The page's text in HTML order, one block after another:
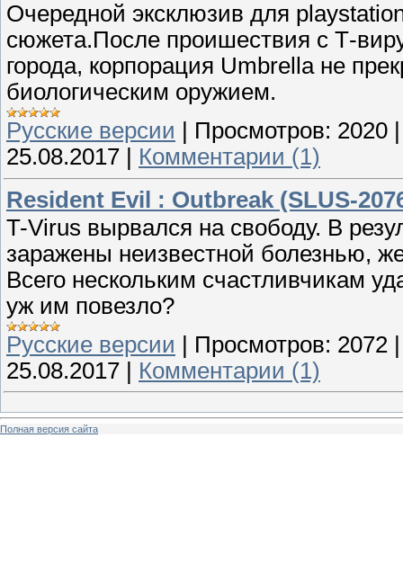
Очередной эксклюзив для
сюжета.После проишествия с Т-
города, корпорация Umbrella не
биологическим оружием.
Русские версии
Просмотров: 2020
25.08.2017
Комментарии (1)
Resident Evil : Outbreak (SLUS-
T-Virus вырвался на свободу. В
заражены неизвестной болезнью,
Всего нескольким счастливчикам
уж им повезло?
Русские версии
Просмотров: 2072
25.08.2017
Комментарии (1)
Полная версия сайта